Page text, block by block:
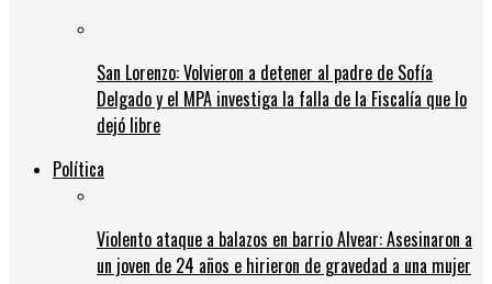
San Lorenzo: Volvieron a detener al padre de Sofía
Delgado y el MPA investiga la falla de la Fiscalía que lo
dejó libre
Política
Violento ataque a balazos en barrio Alvear: Asesinaron a
un joven de 24 años e hirieron de gravedad a una mujer